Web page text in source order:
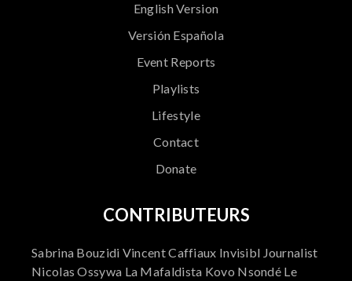
English Version
Versión Española
Event Reports
Playlists
Lifestyle
Contact
Donate
CONTRIBUTEURS
Sabrina Bouzidi Vincent Caffiaux Invisibl Journalist
Nicolas Ossywa La Mafaldista Kovo Nsondé Le